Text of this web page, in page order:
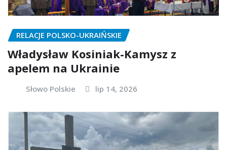
RELACJE POLSKO-UKRAIŃSKIE
Władysław Kosiniak-Kamysz z
apelem na Ukrainie
Słowo Polskie lip 14, 2026